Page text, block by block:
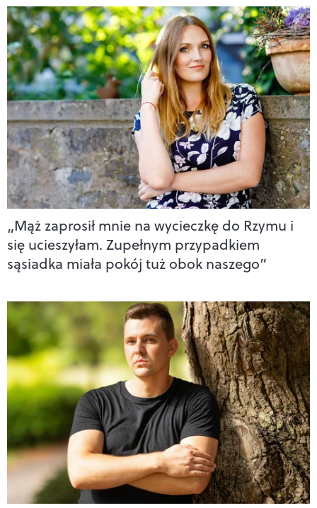
„Mąż zaprosił mnie na wycieczkę do Rzymu i
się ucieszyłam. Zupełnym przypadkiem
sąsiadka miała pokój tuż obok naszego”